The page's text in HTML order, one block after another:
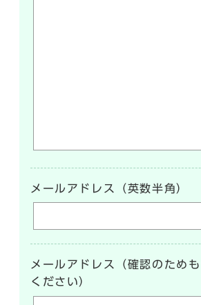
メールアドレス（英数半角）
メールアドレス（確認のため
ください）